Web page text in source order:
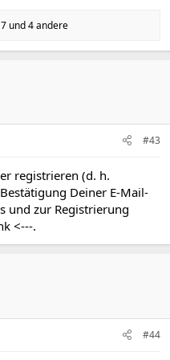
und 4 andere
#43
registrieren (d. h.
Deiner E-Mail-
und zur Registrierung
<---.
#44